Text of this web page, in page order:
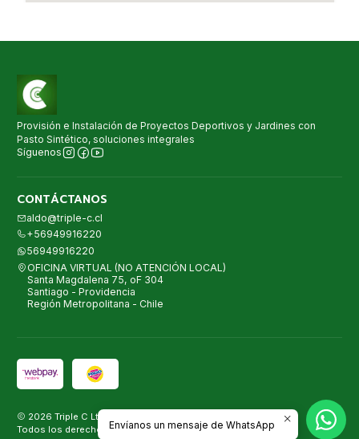
Provisión e Instalación de Proyectos Deportivos y Jardines con
Pasto Sintético, soluciones integrales
Síguenos
CONTÁCTANOS
aldo@triple-c.cl
+56949916220
56949916220
OFICINA VIRTUAL (NO ATENCIÓN LOCAL)
Santa Magdalena 75, oF 304
Santiago - Providencia
Región Metropolitana - Chile
2026 Triple C Ltda. Proyectos con Pasto Sintético.
Todos los derechos reservados. Desarrollado por Jumpseller
Envíanos un mensaje de WhatsApp